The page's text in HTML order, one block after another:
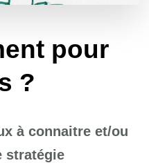
pour
?
à connaitre et/ou
stratégie